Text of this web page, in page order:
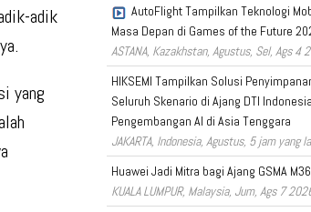
adik
yang
AutoFlight Tampilkan Teknologi
Masa Depan di Games of the Future
ASTANA, Kazakhstan, Agustus, Sel, Ags 4
HIKSEMI Tampilkan Solusi
Seluruh Skenario di Ajang DTI
Pengembangan AI di Asia Tenggara
JAKARTA, Indonesia, Agustus, 5 jam yang
Huawei Jadi Mitra bagi Ajang GSMA
KUALA LUMPUR, Malaysia, Jum, Ags 7